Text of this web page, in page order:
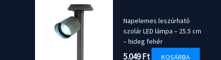
Napelemes leszúrható
szolár LED lámpa – 25.5 cm
– hideg fehér
5.049Ft KOSÁRBA